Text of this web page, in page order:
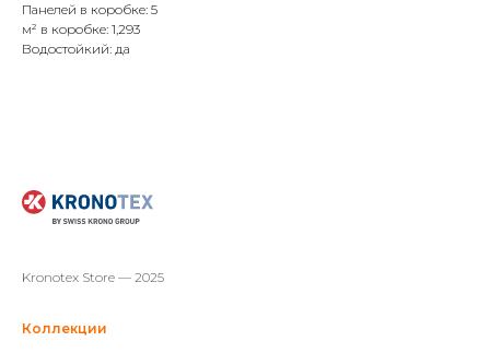
Панелей в коробке: 5
м² в коробке: 1,293
Водостойкий: да
Kronotex Store — 2025
Коллекции